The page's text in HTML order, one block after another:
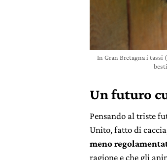
In Gran Bretagna i tassi
Un futuro
Pensando al triste
Unito, fatto di
meno
ragione e che gli